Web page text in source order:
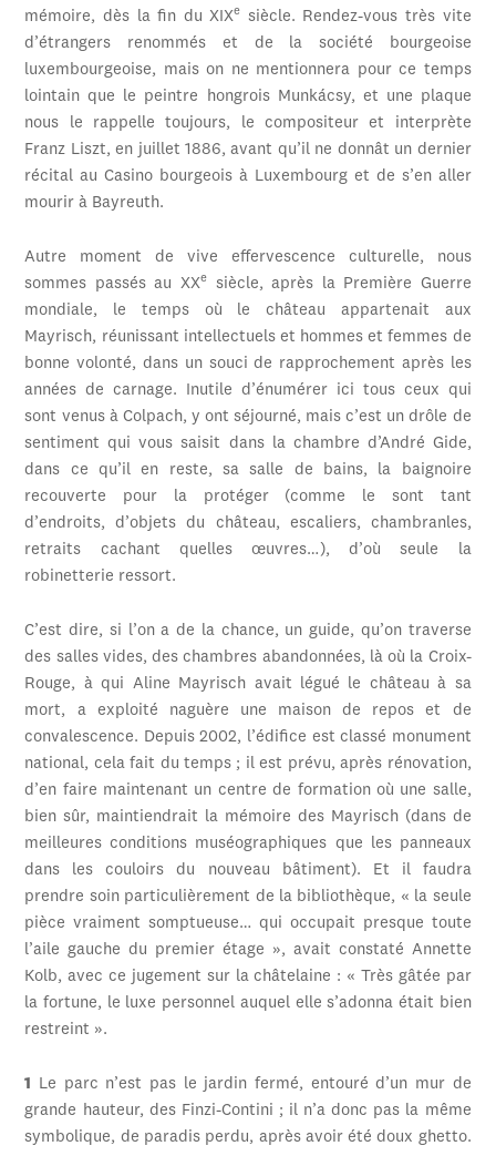
mémoire, dès la fin du XIXe siècle. Rendez-vous très vite
d’étrangers renommés et de la société bourgeoise
luxembourgeoise, mais on ne mentionnera pour ce temps
lointain que le peintre hongrois Munkácsy, et une plaque
nous le rappelle toujours, le compositeur et interprète
Franz Liszt, en juillet 1886, avant qu’il ne donnât un dernier
récital au Casino bourgeois à Luxembourg et de s’en aller
mourir à Bayreuth.
Autre moment de vive effervescence culturelle, nous
sommes passés au XXe
siècle, après la Première Guerre
mondiale, le temps où le château appartenait aux
Mayrisch, réunissant intellectuels et hommes et femmes de
bonne volonté, dans un souci de rapprochement après les
années de carnage. Inutile d’énumérer ici tous ceux qui
sont venus à Colpach, y ont séjourné, mais c’est un drôle de
sentiment qui vous saisit dans la chambre d’André Gide,
dans ce qu’il en reste, sa salle de bains, la baignoire
recouverte pour la protéger (comme le sont tant
d’endroits, d’objets du château, escaliers, chambranles,
retraits cachant quelles œuvres…), d’où seule la
robinetterie ressort.
C’est dire, si l’on a de la chance, un guide, qu’on traverse
des salles vides, des chambres abandonnées, là où la Croix-
Rouge, à qui Aline Mayrisch avait légué le château à sa
mort, a exploité naguère une maison de repos et de
convalescence. Depuis 2002, l’édifice est classé monument
national, cela fait du temps ; il est prévu, après rénovation,
d’en faire maintenant un centre de formation où une salle,
bien sûr, maintiendrait la mémoire des Mayrisch (dans de
meilleures conditions muséographiques que les panneaux
dans les couloirs du nouveau bâtiment). Et il faudra
prendre soin particulièrement de la bibliothèque, « la seule
pièce vraiment somptueuse… qui occupait presque toute
l’aile gauche du premier étage », avait constaté Annette
Kolb, avec ce jugement sur la châtelaine : « Très gâtée par
la fortune, le luxe personnel auquel elle s’adonna était bien
restreint ».
1
Le parc n’est pas le jardin fermé, entouré d’un mur de
grande hauteur, des Finzi-Contini ; il n’a donc pas la même
symbolique, de paradis perdu, après avoir été doux ghetto.